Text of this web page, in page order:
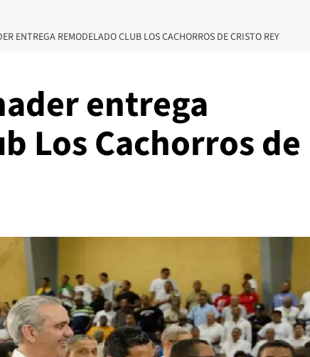
ENTREGA REMODELADO CLUB LOS CACHORROS DE CRISTO REY
entrega
Los Cachorros de